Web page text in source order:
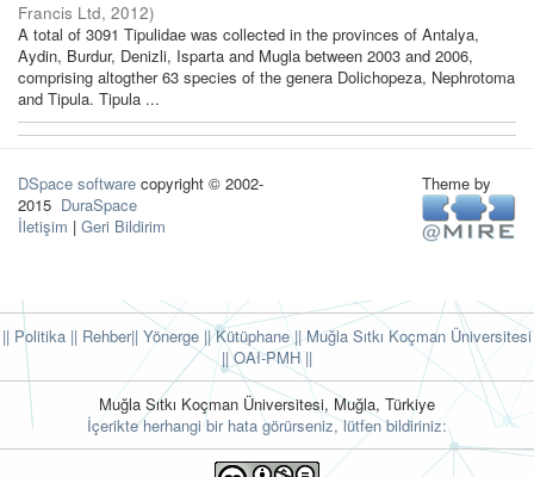
Francis Ltd, 2012)
A total of 3091 Tipulidae was collected in the provinces of Antalya,
Aydin, Burdur, Denizli, Isparta and Mugla between 2003 and 2006,
comprising altogther 63 species of the genera Dolichopeza, Nephrotoma
and Tipula. Tipula ...
DSpace software copyright © 2002-
2015 DuraSpace
İletişim | Geri Bildirim
Theme by
|| Politika || Rehber|| Yönerge || Kütüphane|| Muğla Sıtkı Koçman Üniversitesi
||OAI-PMH ||
Muğla Sıtkı Koçman Üniversitesi, Muğla, Türkiye
İçerikte herhangi bir hata görürseniz, lütfen bildiriniz: